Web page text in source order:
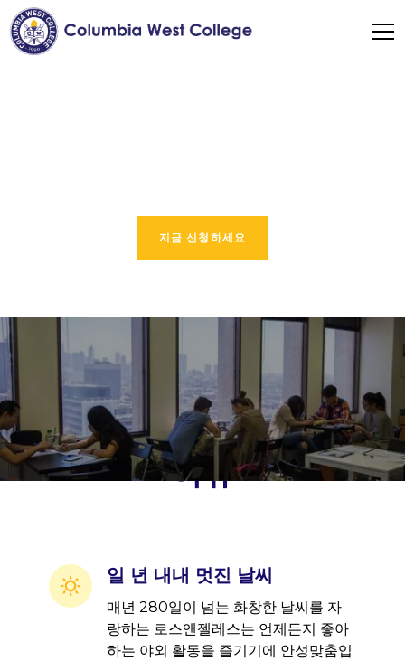
지금 신청하세요
로스앤젤레스가 영어를
공부하기 가장 좋은 곳인
이유
일 년 내내 멋진 날씨
매년 280일이 넘는 화창한 날씨를 자
랑하는 로스앤젤레스는 언제든지 좋아
하는 야외 활동을 즐기기에 안성맞춤입